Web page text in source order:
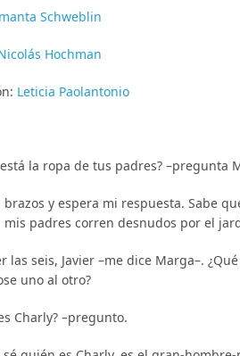
Schweblin
Hochman
Leticia Paolantonio
la ropa de tus padres? –pregunta
brazos y espera mi respuesta. Sabe
mis padres corren desnudos por el
las seis, Javier –me dice Marga–.
uno al otro?
Charly? –pregunto.